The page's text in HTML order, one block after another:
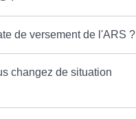
de versement de l'ARS ?
changez de situation